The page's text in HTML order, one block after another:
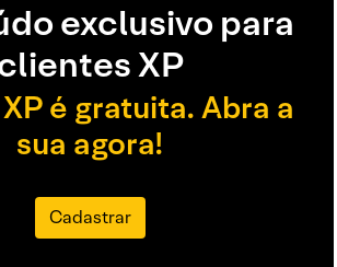
exclusivo para
XP
é gratuita. Abra a
sua agora!
Cadastrar